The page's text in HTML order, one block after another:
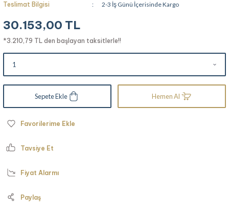
Teslimat Bilgisi 2-3 İş Günü İçerisinde Kargo
30.153,00 TL
*3.210,79 TL den başlayan taksitlerle!!
Sepete Ekle Hemen Al
Tavsiye Et
Fiyat Alarmı
Paylaş